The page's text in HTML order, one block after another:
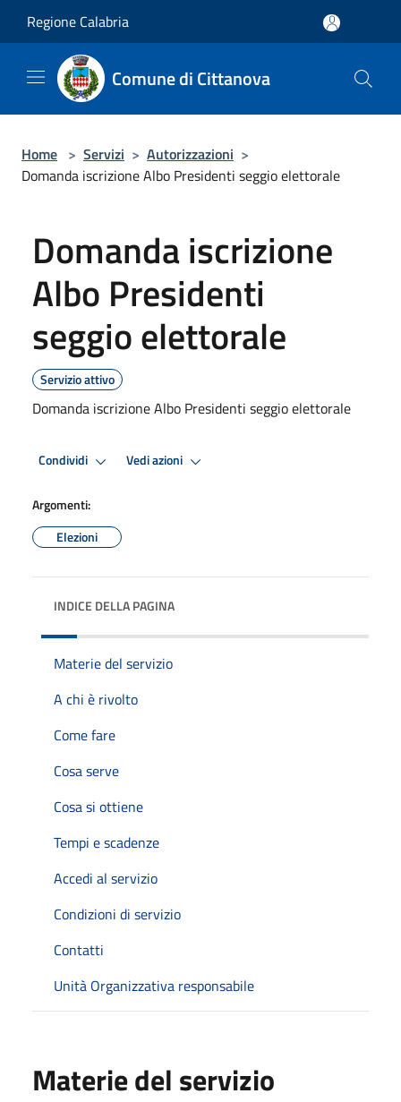
Regione Calabria
Comune di Cittanova
Home > Servizi > Autorizzazioni >
Domanda iscrizione Albo Presidenti seggio elettorale
Domanda iscrizione
Albo Presidenti
seggio elettorale
Servizio attivo
Domanda iscrizione Albo Presidenti seggio elettorale
Condividi Vedi azioni
Argomenti:
Elezioni
INDICE DELLA PAGINA
Materie del servizio
A chi è rivolto
Come fare
Cosa serve
Cosa si ottiene
Tempi e scadenze
Accedi al servizio
Condizioni di servizio
Contatti
Unità Organizzativa responsabile
Materie del servizio